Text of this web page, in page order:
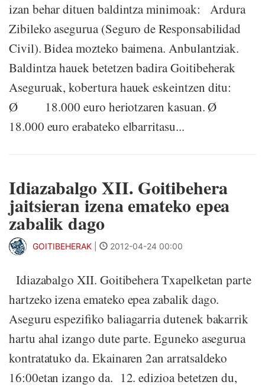
izan behar dituen baldintza minimoak: Ardura
Zibileko asegurua (Seguro de Responsabilidad
Civil). Bidea mozteko baimena. Anbulantziak.
Baldintza hauek betetzen badira Goitibeherak
Aseguruak, kobertura hauek eskeintzen ditu:
Ø 18.000 euro heriotzaren kasuan. Ø
18.000 euro erabateko elbarritasu...
Idiazabalgo XII. Goitibehera
jaitsieran izena emateko epea
zabalik dago
GOITIBEHERAK 2012-04-24 00:00
Idiazabalgo XII. Goitibehera Txapelketan parte
hartzeko izena emateko epea zabalik dago.
Aseguru espezifiko baliagarria dutenek bakarrik
hartu ahal izango dute parte. Eguneko asegurua
kontratatuko da. Ekainaren 2an arratsaldeko
16:00etan izango da. 12. edizioa betetzen du,